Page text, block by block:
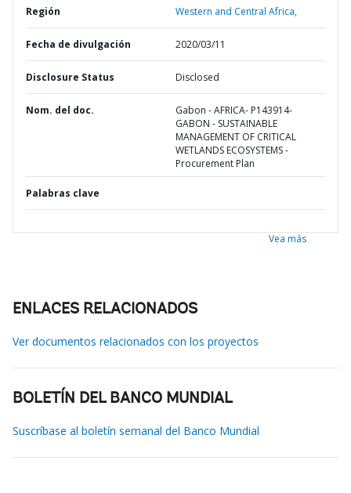
Región Western and Central Africa,
Fecha de divulgación 2020/03/11
Disclosure Status Disclosed
Nom. del doc.
Gabon - AFRICA- P143914-
GABON - SUSTAINABLE
MANAGEMENT OF CRITICAL
WETLANDS ECOSYSTEMS -
Procurement Plan
Palabras clave
Vea más
ENLACES RELACIONADOS
Ver documentos relacionados con los proyectos
BOLETÍN DEL BANCO MUNDIAL
Suscríbase al boletín semanal del Banco Mundial